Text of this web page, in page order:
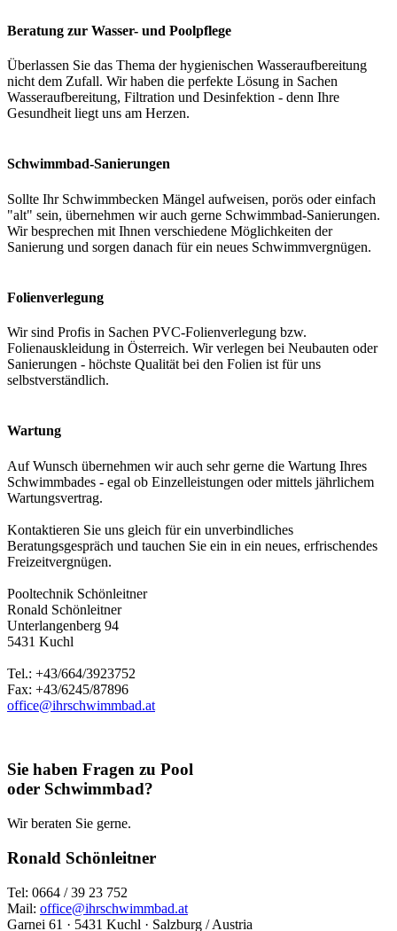
Beratung zur Wasser- und Poolpflege
Überlassen Sie das Thema der hygienischen Wasseraufbereitung
nicht dem Zufall. Wir haben die perfekte Lösung in Sachen
Wasseraufbereitung, Filtration und Desinfektion - denn Ihre
Gesundheit liegt uns am Herzen.
Schwimmbad-Sanierungen
Sollte Ihr Schwimmbecken Mängel aufweisen, porös oder einfach
"alt" sein, übernehmen wir auch gerne Schwimmbad-Sanierungen.
Wir besprechen mit Ihnen verschiedene Möglichkeiten der
Sanierung und sorgen danach für ein neues Schwimmvergnügen.
Folienverlegung
Wir sind Profis in Sachen PVC-Folienverlegung bzw.
Folienauskleidung in Österreich. Wir verlegen bei Neubauten oder
Sanierungen - höchste Qualität bei den Folien ist für uns
selbstverständlich.
Wartung
Auf Wunsch übernehmen wir auch sehr gerne die Wartung Ihres
Schwimmbades - egal ob Einzelleistungen oder mittels jährlichem
Wartungsvertrag.
Kontaktieren Sie uns gleich für ein unverbindliches
Beratungsgespräch und tauchen Sie ein in ein neues, erfrischendes
Freizeitvergnügen.
Pooltechnik Schönleitner
Ronald Schönleitner
Unterlangenberg 94
5431 Kuchl
Tel.: +43/664/3923752
Fax: +43/6245/87896
office@ihrschwimmbad.at
Sie haben Fragen zu Pool
oder Schwimmbad?
Wir beraten Sie gerne.
Ronald Schönleitner
Tel: 0664 / 39 23 752
Mail: office@ihrschwimmbad.at
Garnei 61 · 5431 Kuchl · Salzburg / Austria